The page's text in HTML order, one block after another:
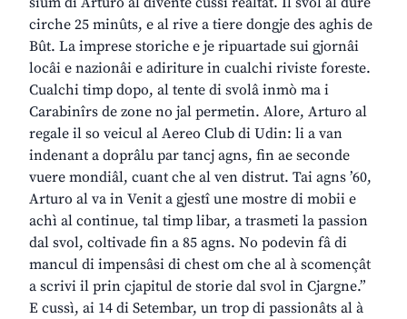
cirche 25 minûts, e al rive a tiere dongje des aghis de
Bût. La imprese storiche e je ripuartade sui gjornâi
locâi e nazionâi e adiriture in cualchi riviste foreste.
Cualchi timp dopo, al tente di svolâ inmò ma i
Carabinîrs de zone no jal permetin. Alore, Arturo al
regale il so veicul al Aereo Club di Udin: li a van
indenant a doprâlu par tancj agns, fin ae seconde
vuere mondiâl, cuant che al ven distrut. Tai agns ’60,
Arturo al va in Venit a gjestî une mostre di mobii e
achì al continue, tal timp libar, a trasmeti la passion
dal svol, coltivade fin a 85 agns. No podevin fâ di
mancul di impensâsi di chest om che al à scomençât
a scrivi il prin cjapitul de storie dal svol in Cjargne.”
E cussì, ai 14 di Setembar, un trop di passionâts al à